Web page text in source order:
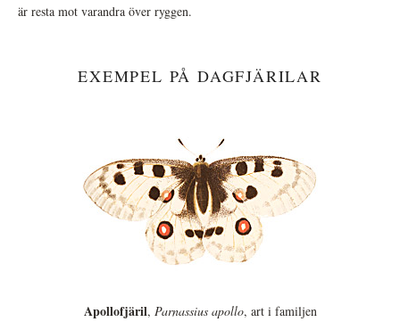
är resta mot varandra över ryggen.
EXEMPEL PÅ DAGFJÄRILAR
Apollofjäril, Parnassius apollo, art i familjen